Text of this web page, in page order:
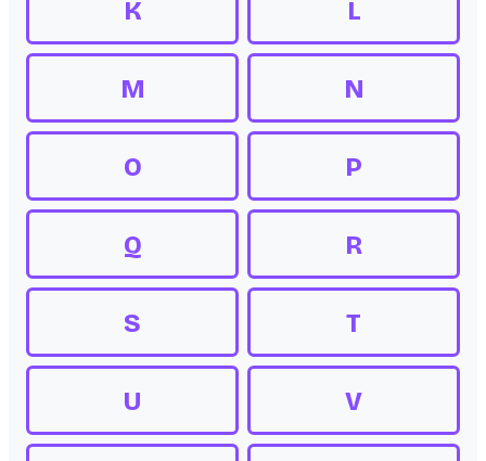
K L
M N
O P
Q R
S T
U V